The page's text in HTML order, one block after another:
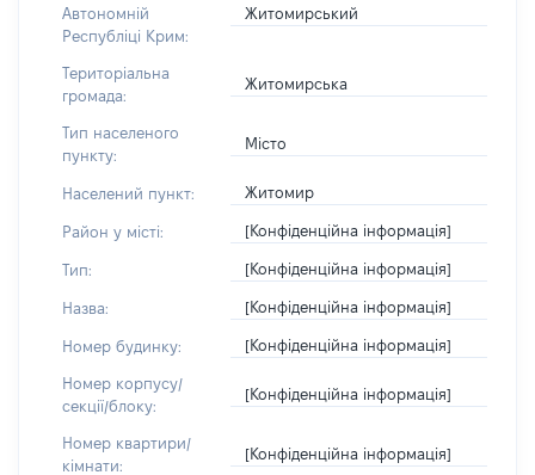
Автономній
Республіці Крим:
Житомирський
Територіальна
громада:
Житомирська
Тип населеного
пункту:
Місто
Населений пункт: Житомир
Район у місті: [Конфіденційна інформація]
Тип: [Конфіденційна інформація]
Назва: [Конфіденційна інформація]
Номер будинку: [Конфіденційна інформація]
Номер корпусу/
секції/блоку:
[Конфіденційна інформація]
Номер квартири/
кімнати:
[Конфіденційна інформація]